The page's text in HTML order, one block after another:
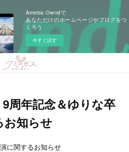
Ameba Owndで
あなただけのホームページやブログをつ
くろう
今すぐ試す
9周年記念＆ゆりな卒
お知らせ
に関するお知らせ